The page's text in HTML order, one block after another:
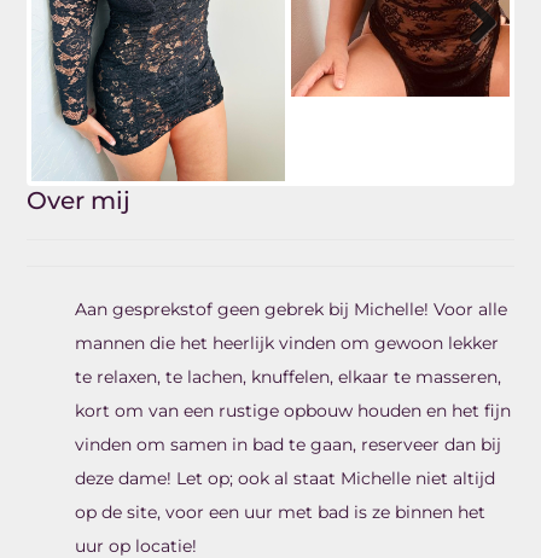
Next
Over mij
Aan gesprekstof geen gebrek bij Michelle! Voor alle
mannen die het heerlijk vinden om gewoon lekker
te relaxen, te lachen, knuffelen, elkaar te masseren,
kort om van een rustige opbouw houden en het fijn
vinden om samen in bad te gaan, reserveer dan bij
deze dame! Let op; ook al staat Michelle niet altijd
op de site, voor een uur met bad is ze binnen het
uur op locatie!